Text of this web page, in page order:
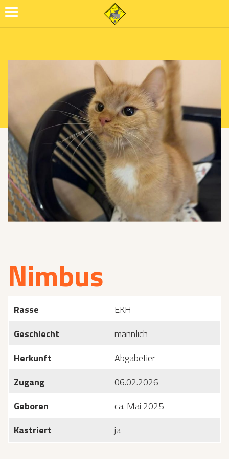
Nimbus
Rasse
EKH
Geschlecht
männlich
Herkunft
Abgabetier
Zugang
06.02.2026
Geboren
ca. Mai 2025
Kastriert
ja